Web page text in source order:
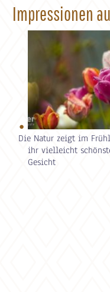
Impressionen
Die Natur zeigt im
ihr vielleicht
Gesicht